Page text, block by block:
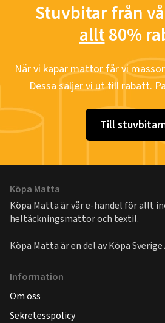
Stuvbitar från
allt80%
När vi kapar mattor får vi
Dessa säljer vi ut till rabatt.
Till
Köpa Matta
Köpa Matta är vår e-handel för allt
heltäckningsmattor och textil.
Köpa Matta är en del avKöpa Sverige
Information
Om oss
Sekretesspolicy